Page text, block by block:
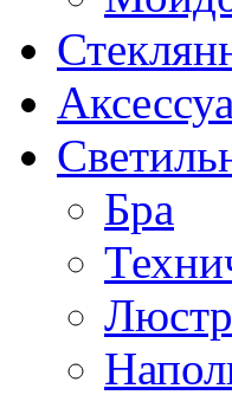
Бра